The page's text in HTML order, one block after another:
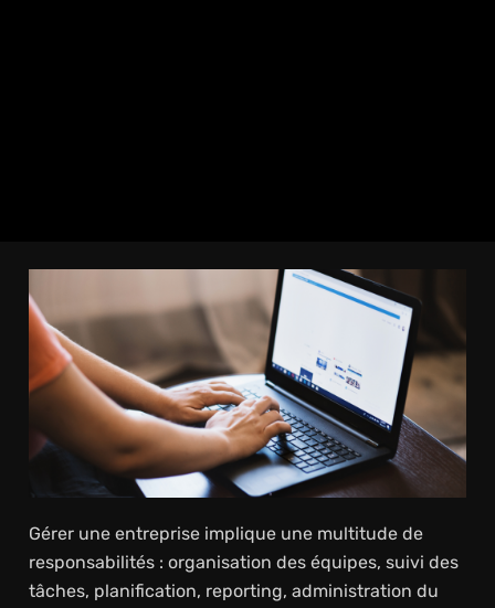
Gérer une entreprise implique une multitude de
responsabilités : organisation des équipes, suivi des
tâches, planification, reporting, administration du